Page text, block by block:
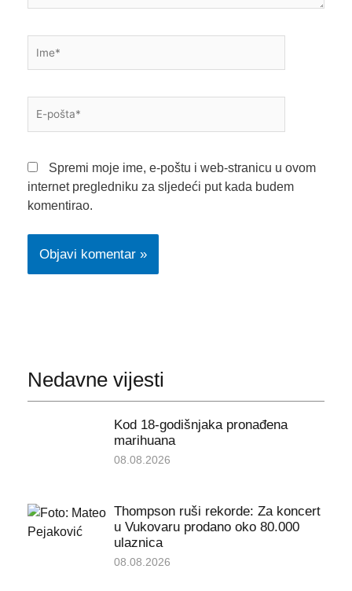
pošta*
Spremi moje ime, e-poštu i web-stranicu u ovom
internet pregledniku za sljedeći put kada budem
komentirao.
Nedavne vijesti
Kod 18-godišnjaka pronađena
marihuana
08.08.2026
Thompson ruši rekorde: Za koncert
u Vukovaru prodano oko 80.000
ulaznica
08.08.2026